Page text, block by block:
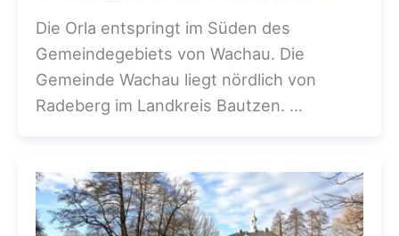
Die Orla entspringt im Süden des
Gemeindegebiets von Wachau. Die
Gemeinde Wachau liegt nördlich von
Radeberg im Landkreis Bautzen. …